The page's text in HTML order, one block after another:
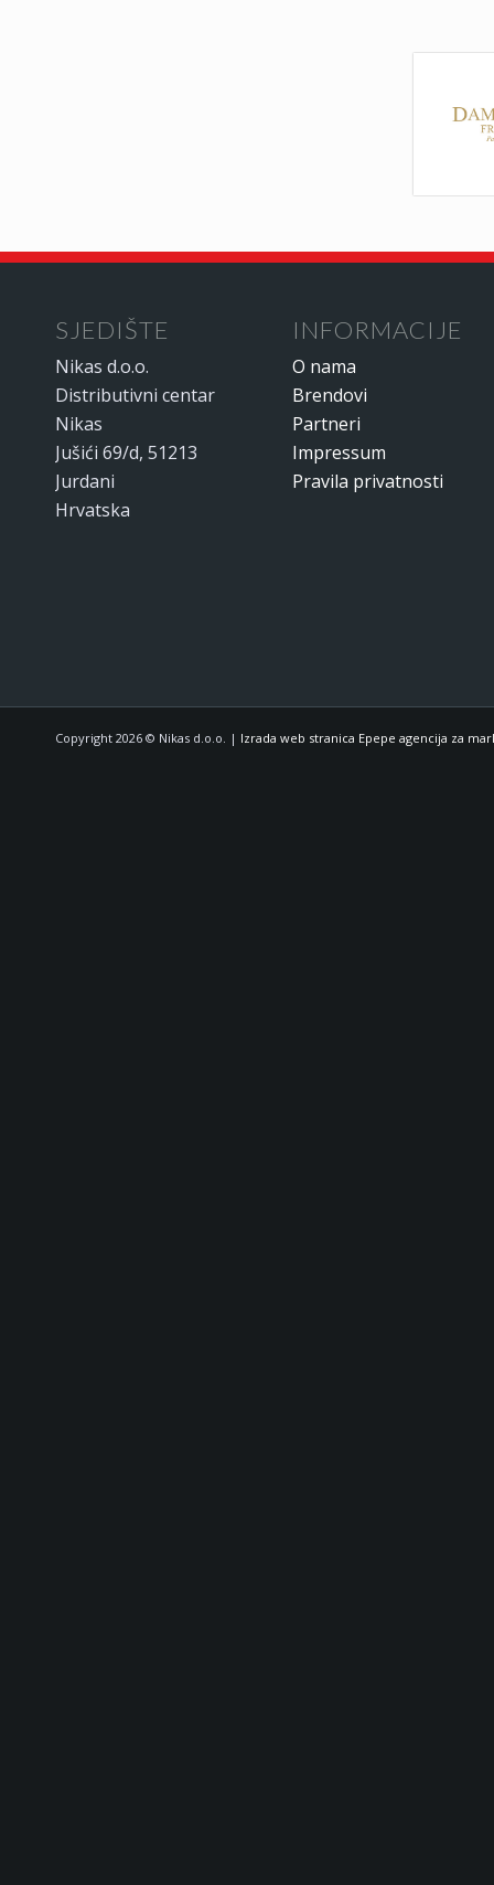
SJEDIŠTE
Nikas d.o.o.
Distributivni centar
Nikas
Jušići 69/d, 51213
Jurdani
Hrvatska
INFORMACIJE
O nama
Brendovi
Partneri
Impressum
Pravila privatnosti
Copyright 2026 © Nikas d.o.o. | Izrada web stranica Epepe agencija za